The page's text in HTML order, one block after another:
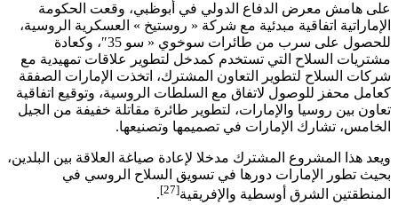
على هامش معرض الدفاع الدولي في أبوظبي، وقعت الحكومة
الإماراتية اتفاقية مبدئية مع شركة « روستيخ » العسكرية الروسية،
للحصول على سرب من طائرات سوخوي « سو 35″، وكعادة
مشتريات السلاح التي تستخدم كمدخل لتطوير علاقات تمهيدية مع
شركات السلاح لتطوير التعاون المشترك، اتخذت الإمارات الصفقة
كعامل محفز للوصول لاتفاق مع السلطات الروسية، وتوقيع اتفاقية
تعاون بين روسيا والإمارات، لتطوير طائرة مقاتلة خفيفة من الجيل
الخامس، تشارك الإمارات في تصميمها وتصنيعها.
ويعد هذا المشروع المشترك مدخلا لإعادة صياغة العلاقة بين البلدين،
بحيث تطور الإمارات دورها في تسويق السلاح الروسي في
المنطقتين الشرق أوسطية والإفريقية[27]
.